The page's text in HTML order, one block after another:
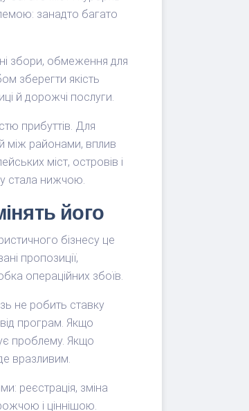
занадто багато
збори, обмеження для
зберегти якість
й дорожчі послуги.
прибуттів. Для
між районами, вплив
міст, островів і
стала нижчою.
його
бізнесу це
пропозиції,
операційних збоїв.
не робить ставку
програм. Якщо
проблему. Якщо
вразливим.
реєстрація, зміна
і ціннішою.